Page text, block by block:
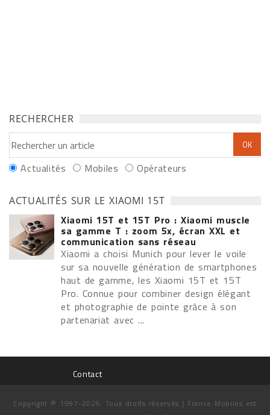
RECHERCHER
Actualités Mobiles Opérateurs
ACTUALITÉS SUR LE XIAOMI 15T
Xiaomi 15T et 15T Pro : Xiaomi muscle
sa gamme T : zoom 5x, écran XXL et
communication sans réseau
Xiaomi a choisi Munich pour lever le voile
sur sa nouvelle génération de smartphones
haut de gamme, les Xiaomi 15T et 15T
Pro. Connue pour combiner design élégant
et photographie de pointe grâce à son
partenariat avec ...
Contact
Copyright © 1997-2026. Tous droits réservés | France Mobiles est